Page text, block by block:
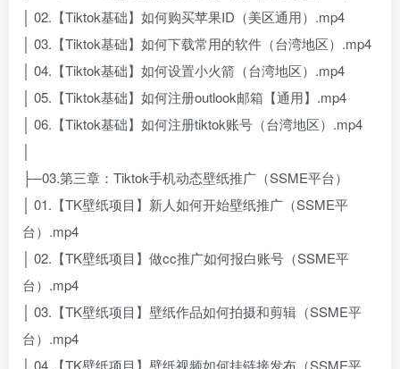
│ 02.【Tiktok基础】如何购买苹果ID（美区通用）.mp4
│ 03.【Tiktok基础】如何下载常用的软件（台湾地区）.mp4
│ 04.【Tiktok基础】如何设置小火箭（台湾地区）.mp4
│ 05.【Tiktok基础】如何注册outlook邮箱【通用】.mp4
│ 06.【Tiktok基础】如何注册tiktok账号（台湾地区）.mp4
├─03.第三章：Tiktok手机动态壁纸推广（SSME平台）
│ 01.【TK壁纸项目】新人如何开始壁纸推广（SSME平
台）.mp4
│ 02.【TK壁纸项目】做cc推广如何报白账号（SSME平
台）.mp4
│ 03.【TK壁纸项目】壁纸作品如何拍摄和剪辑（SSME平
台）.mp4
│ 04.【TK壁纸项目】壁纸视频如何挂链接发布（SSME平